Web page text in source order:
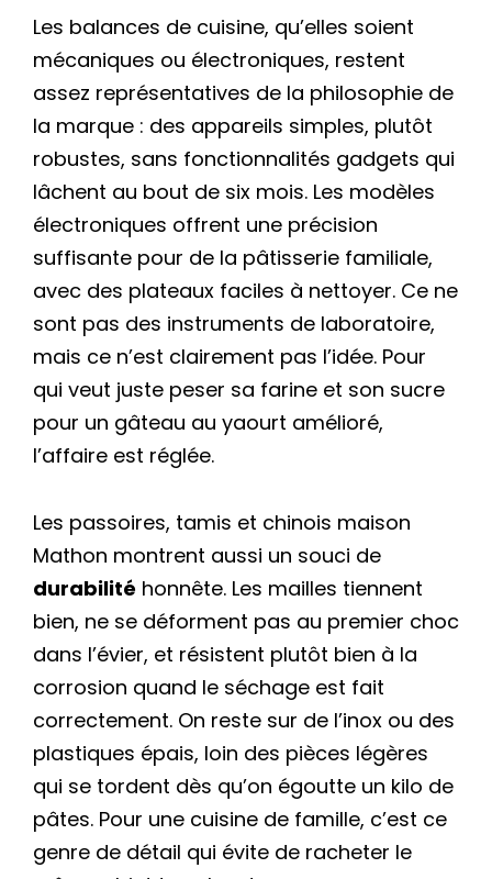
Les balances de cuisine, qu’elles soient
mécaniques ou électroniques, restent
assez représentatives de la philosophie de
la marque : des appareils simples, plutôt
robustes, sans fonctionnalités gadgets qui
lâchent au bout de six mois. Les modèles
électroniques offrent une précision
suffisante pour de la pâtisserie familiale,
avec des plateaux faciles à nettoyer. Ce ne
sont pas des instruments de laboratoire,
mais ce n’est clairement pas l’idée. Pour
qui veut juste peser sa farine et son sucre
pour un gâteau au yaourt amélioré,
l’affaire est réglée.
Les passoires, tamis et chinois maison
Mathon montrent aussi un souci de
durabilité honnête. Les mailles tiennent
bien, ne se déforment pas au premier choc
dans l’évier, et résistent plutôt bien à la
corrosion quand le séchage est fait
correctement. On reste sur de l’inox ou des
plastiques épais, loin des pièces légères
qui se tordent dès qu’on égoutte un kilo de
pâtes. Pour une cuisine de famille, c’est ce
genre de détail qui évite de racheter le